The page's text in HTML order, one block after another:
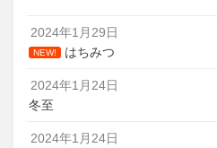
2024年1月29日
NEW! はちみつ
2024年1月24日
冬至
2024年1月24日